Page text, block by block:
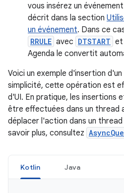
vous insérez un
décrit dans la section
un événement. Dans ce
RRULE avec DTSTART et
Agenda le convertit
Voici un exemple d'insertion
simplicité, cette opération est
d'UI. En pratique, les insertions
être effectuées dans un thread
déplacer l'action dans un
savoir plus, consultez
Kotlin Java